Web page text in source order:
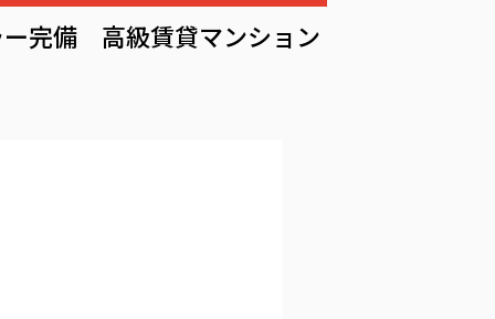
完備 高級賃貸マンション